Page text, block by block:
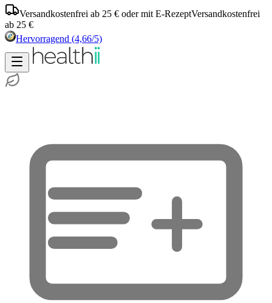
Versandkostenfrei ab 25 € oder mit E-RezeptVersandkostenfrei
ab 25 €
Hervorragend (4,66/5)